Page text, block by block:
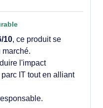
10, ce produit se
l'impact
IT tout en alliant